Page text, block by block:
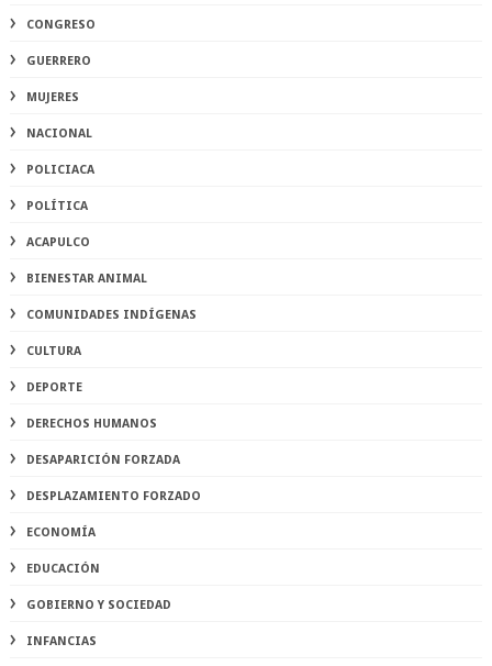
CONGRESO
GUERRERO
MUJERES
NACIONAL
POLICIACA
POLÍTICA
ACAPULCO
BIENESTAR ANIMAL
COMUNIDADES INDÍGENAS
CULTURA
DEPORTE
DERECHOS HUMANOS
DESAPARICIÓN FORZADA
DESPLAZAMIENTO FORZADO
ECONOMÍA
EDUCACIÓN
GOBIERNO Y SOCIEDAD
INFANCIAS